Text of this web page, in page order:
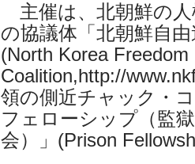
主催は、北朝鮮の人
の協議体「北朝鮮自
(North Korea Freedom
Coalition,http://
領の側近チャック・
フェローシップ（監
会）」(Prison